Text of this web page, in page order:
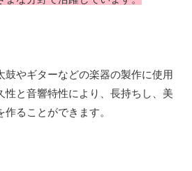
鼓やギターなどの楽器の製作に使用
性と音響特性により、長持ちし、美
ることができます。